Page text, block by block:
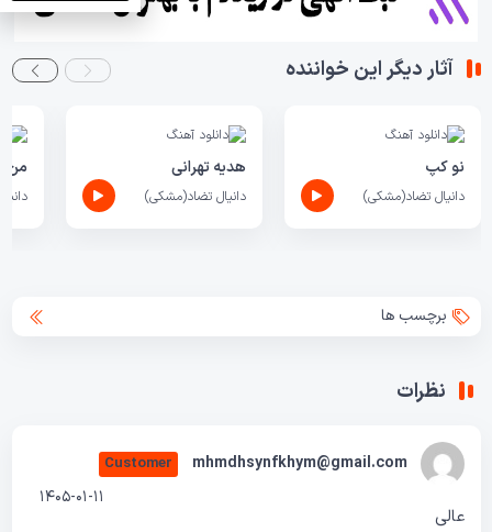
آثار دیگر این خواننده
نو کپ
دانیال تضاد(مشکی)
هدیه تهرانی
دانیال تضاد(مشکی)
من
برچسب ها
نظرات
mhmdhsynfkhym@gmail.com
Customer
1405-01-11
عالی